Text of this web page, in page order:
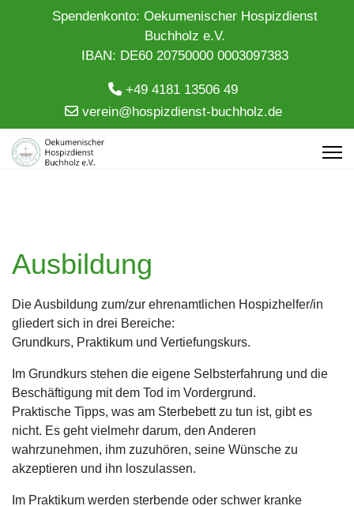
Spendenkonto: Oekumenischer Hospizdienst
Buchholz e.V.
IBAN: DE60 20750000 0003097383
+49 4181 13506 49
verein@hospizdienst-buchholz.de
Ausbildung
Die Ausbildung zum/zur ehrenamtlichen Hospizhelfer/in
gliedert sich in drei Bereiche:
Grundkurs, Praktikum und Vertiefungskurs.
Im Grundkurs stehen die eigene Selbsterfahrung und die
Beschäftigung mit dem Tod im Vordergrund.
Praktische Tipps, was am Sterbebett zu tun ist, gibt es
nicht. Es geht vielmehr darum, den Anderen
wahrzunehmen, ihm zuzuhören, seine Wünsche zu
akzeptieren und ihn loszulassen.
Im Praktikum werden sterbende oder schwer kranke